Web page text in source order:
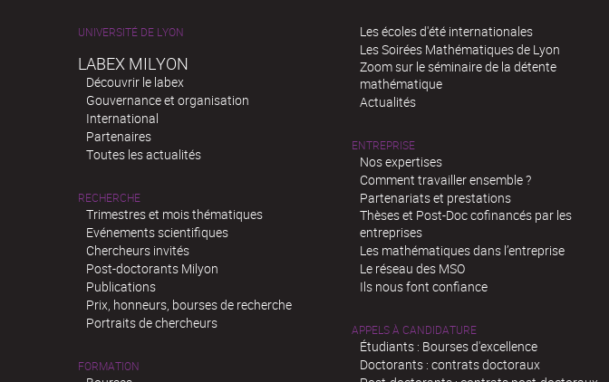
UNIVERSITÉ DE LYON
LABEX MILYON
Découvrir le labex
Gouvernance et organisation
International
Partenaires
Toutes les actualités
RECHERCHE
Trimestres et mois thématiques
Evénements scientifiques
Chercheurs invités
Post-doctorants Milyon
Publications
Prix, honneurs, bourses de recherche
Portraits de chercheurs
FORMATION
Les écoles d'été internationales
Les Soirées Mathématiques de Lyon
Zoom sur le séminaire de la détente
mathématique
Actualités
ENTREPRISE
Nos expertises
Comment travailler ensemble ?
Partenariats et prestations
Thèses et Post-Doc cofinancés par les
entreprises
Les mathématiques dans l’entreprise
Le réseau des MSO
Ils nous font confiance
APPELS À CANDIDATURE
Étudiants : Bourses d'excellence
Doctorants : contrats doctoraux